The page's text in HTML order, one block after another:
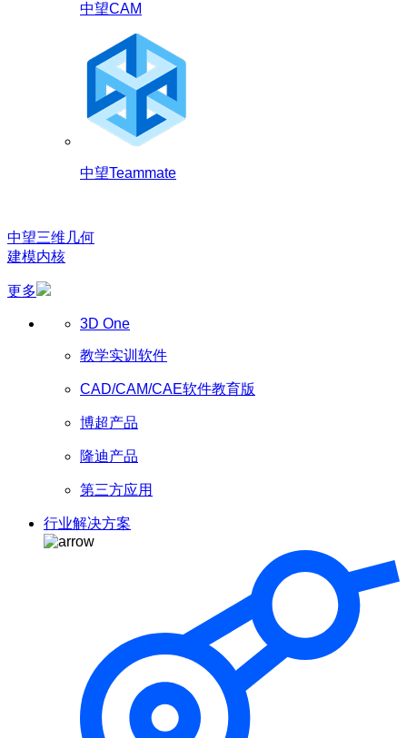
中望CAM
中望Teammate
中望三维几何
建模内核
更多
3D One
教学实训软件
CAD/CAM/CAE软件教育版
博超产品
隆迪产品
第三方应用
行业解决方案